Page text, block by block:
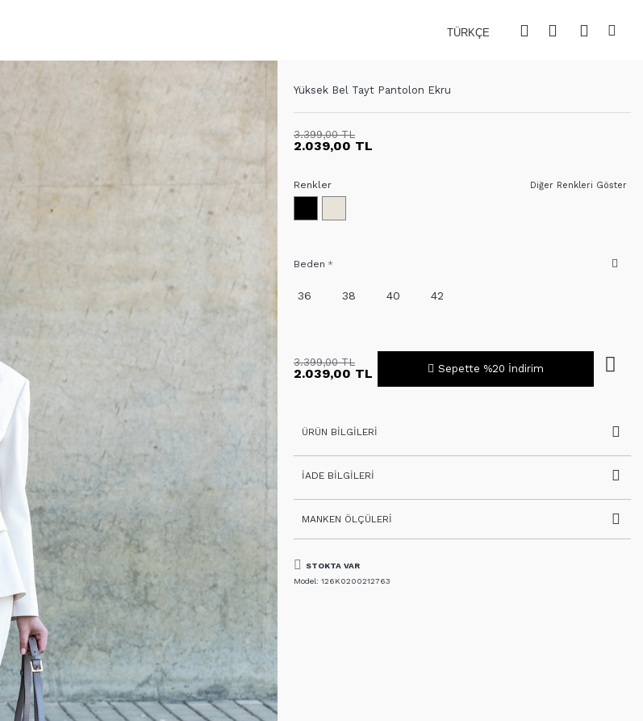
TÜRKÇE
Yüksek Bel Tayt Pantolon Ekru
STOKTA VAR
Model: 126K0200212763
2.039,00 TL
3.399,00 TL
Beden
36 38 40 42
2.039,00 TL
3.399,00 TL
Sepette %20 İndirim
Diğer Renkleri Göster
Renkler
ÜRÜN BILGILERI
İADE BILGILERI
MANKEN ÖLÇÜLERI